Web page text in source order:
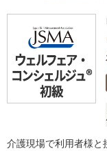
に思ったら、リア
介護現場で利用者様と